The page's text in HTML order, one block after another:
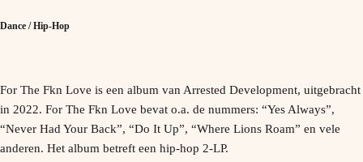
Dance / Hip-Hop
For The Fkn Love is een album van Arrested Development, uitgebracht
in 2022. For The Fkn Love bevat o.a. de nummers: “Yes Always”,
“Never Had Your Back”, “Do It Up”, “Where Lions Roam” en vele
anderen. Het album betreft een hip-hop 2-LP.